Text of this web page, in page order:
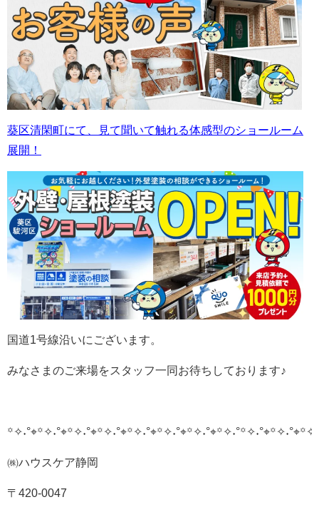
葵区清閑町にて、見て聞いて触れる体感型のショールーム
展開！
国道1号線沿いにございます。
みなさまのご来場をスタッフ一同お待ちしております♪
꙳✧˖°⌖꙳✧˖°⌖꙳✧˖°⌖꙳✧˖°⌖꙳✧˖°⌖꙳✧˖°⌖꙳✧˖°⌖꙳✧˖°
㈱ハウスケア静岡
〒420-0047